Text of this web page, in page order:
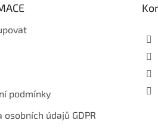
podmínky
osobních údajů GDPR